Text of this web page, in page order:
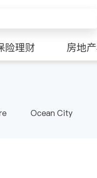
险理财 房地
Ocean City